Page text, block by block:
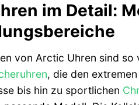
im Detail:
von Arctic Uhren sind
, die den
bis hin zu sportlichen